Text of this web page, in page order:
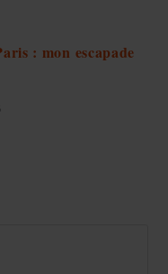
: mon escapade